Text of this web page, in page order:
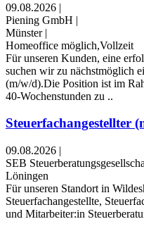
09.08.2026 |
Piening GmbH |
Münster |
Homeoffice möglich,Vollzeit
Für unseren Kunden, eine
suchen wir zu nächstmöglich
(m/w/d).Die Position ist im
40-Wochenstunden zu ..
Steuerfachangestellter
09.08.2026 |
SEB
Löningen
Für unseren Standort in
Steuerfachangestellte,
und Mitarbeiter:in